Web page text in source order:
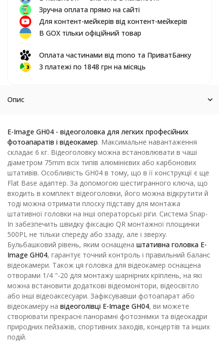
Зручна оплата прямо на сайті
Для контент-мейкерів від контент-мейкерів
В GOX тільки офіційний товар
Оплата частинами від mono та ПриватБанку
3 платежі по 1848 грн на місяць
Опис
E-Image GH04 - відеоголовка для легких професійних
фотоапаратів і відеокамер. Максимальне навантаження
складає 6 кг. Відеоголовку можна встановлювати в чаші
діаметром 75mm всіх типів алюмінієвих або карбонових
штативів. Особливість GH04 в тому, що в її конструкції є ще
Flat Base адаптер. За допомогою шестигранного ключа, що
входить в комплект відеоголовки, його можна відкрутити й
тоді можна отримати плоску підставу для монтажа
штативної головки на інші операторські ріги. Система Snap-
In забезпечить швидку фіксацію QR монтажної площинки
500PL не тільки спереду або ззаду, але і зверху.
Бульбашковий рівень, яким оснащена штативна головка E-
Image GH04, гарантує точний контроль і правильний баланс
відеокамери. Також ця головка для відеокамер оснащена
отворами 1/4 "-20 для монтажу шарнірних кріплень, на які
можна встановити додаткові відеомонітори, відеосвітло
або інші відеоаксесуари. Зафіксувавши фотоапарат або
відеокамеру на відеоголівці E-Image GH04, ви можете
створювати прекрасні панорамні фотознімки та відеокадри
природних пейзажів, спортивних заходів, концертів та інших
подій.